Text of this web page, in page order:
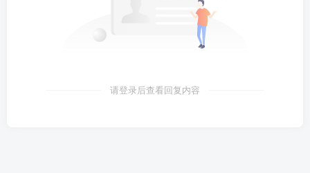
我们正屹立于神性的最尖端。以太相引擎完成了，虚境无穷无尽的能量触手可及。
的所有生命体都会被抹除，但彼时我们早已安全地离开了这片凡世之地，前往存在
请登录后查看回复内容